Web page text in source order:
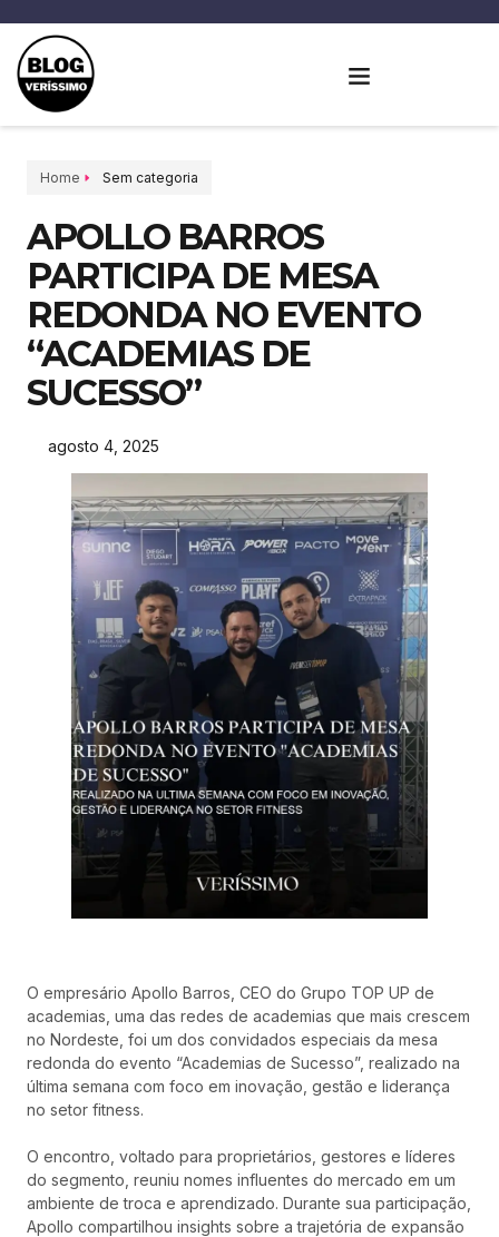
Home Sem categoria
APOLLO BARROS
PARTICIPA DE MESA
REDONDA NO EVENTO
“ACADEMIAS DE
SUCESSO”
agosto 4, 2025
O empresário Apollo Barros, CEO do Grupo TOP UP de
academias, uma das redes de academias que mais crescem
no Nordeste, foi um dos convidados especiais da mesa
redonda do evento “Academias de Sucesso”, realizado na
última semana com foco em inovação, gestão e liderança
no setor fitness.
O encontro, voltado para proprietários, gestores e líderes
do segmento, reuniu nomes influentes do mercado em um
ambiente de troca e aprendizado. Durante sua participação,
Apollo compartilhou insights sobre a trajetória de expansão